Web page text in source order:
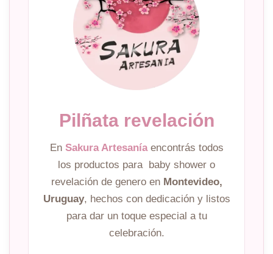
Pilñata revelación
En Sakura Artesaníaencontrás todos
los productos para baby shower o
revelación de genero en Montevideo,
Uruguay, hechos con dedicación y listos
para dar un toque especial a tu
celebración.